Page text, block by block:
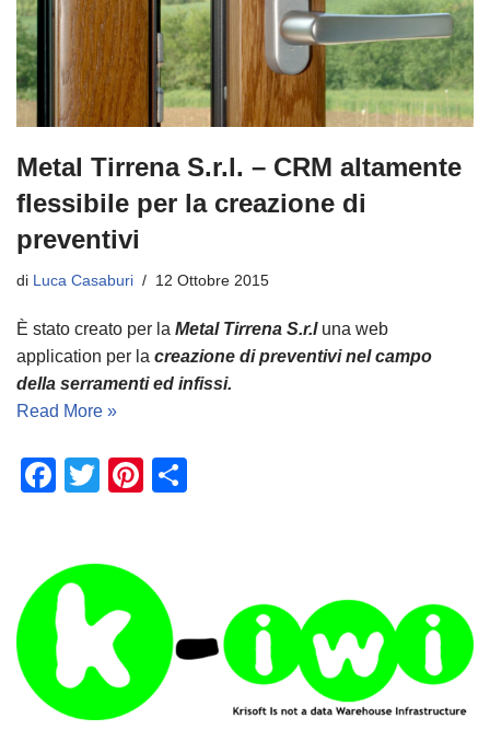
Metal Tirrena S.r.l. – CRM altamente
flessibile per la creazione di
preventivi
di Luca Casaburi 12 Ottobre 2015
È stato creato per la Metal Tirrena S.r.luna web
application per la creazione di preventivi nel campo
della serramenti ed infissi.
Read More »
F
e
b
o
o
k
T
er
Pi
e
st
di